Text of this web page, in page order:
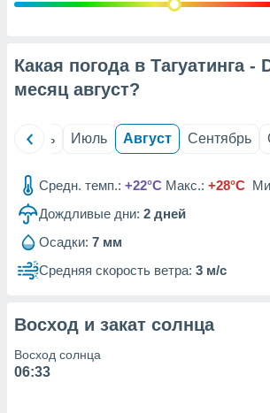
данных
рекламы
сведения
Какая погода в Тагуатинга -
месяц август?
Июнь Июль Август Сентябрь
Средн. темп.: +22°C Макс.: +28°C
Дождливые дни: 2 дней
Осадки: 7 мм
Средняя скорость ветра: 3 м/с
Восход и закат солнца
Восход солнца
06:33